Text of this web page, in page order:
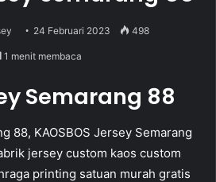
24 Februari 2023 498
1 menit membaca
Semarang 88
88, KAOSBOS Jersey Semarang
jersey custom kaos custom
printing satuan murah gratis